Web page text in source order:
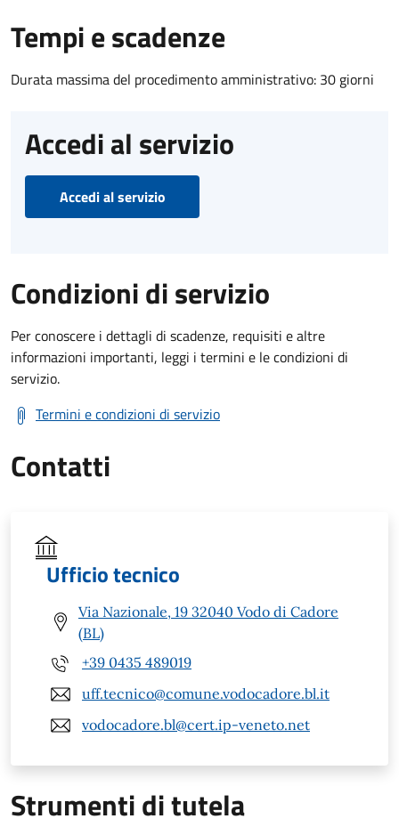
Tempi e scadenze
Durata massima del procedimento amministrativo: 30 giorni
Accedi al servizio
Accedi al servizio
Condizioni di servizio
Per conoscere i dettagli di scadenze, requisiti e altre
informazioni importanti, leggi i termini e le condizioni di
servizio.
Termini e condizioni di servizio
Contatti
Ufficio tecnico
Via Nazionale, 19 32040 Vodo di Cadore
(BL)
+39 0435 489019
uff.tecnico@comune.vodocadore.bl.it
vodocadore.bl@cert.ip-veneto.net
Strumenti di tutela